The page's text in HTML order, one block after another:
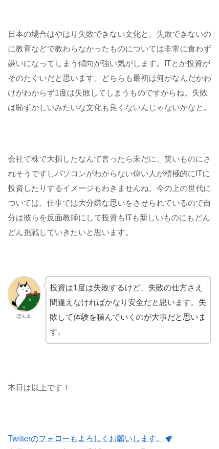
日本の場合はやはり失敗できない文化と、失敗できないの
に教育などで教わらなかったものについては非常に食わず
嫌いになってしまう傾向が強い気がします。ITとか投資が
そのたぐいだと思います。どちらも最初は何がなんだかわ
けがわからず1度は失敗してしまうものですからね。失敗
は恥ずかしいみたいな文化も良くないんじゃないかなと。
会社で株で大損したなんて言ったら未だに、笑いものにさ
れそうですしパソコンがわからない偉い人が積極的にITに
投資したりするイメージもわきませんね。今の上の世代に
ついては、仕事では大分嫌な思いをさせられているので自
分は彼らを反面教師にして投資もITも新しいものにもどん
どん挑戦していきたいと思います。
ぽん太
投資は1度は失敗するけど、失敗の仕方さえ
間違えなければかなり安全だと思います。失
敗して体験を積んでいくのが大事だと思いま
す。
本日は以上です！
Twitterのフォローもよろしくお願いします。